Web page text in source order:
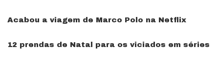
Acabou a viagem de Marco Polo na Netflix
12 prendas de Natal para os viciados em séries